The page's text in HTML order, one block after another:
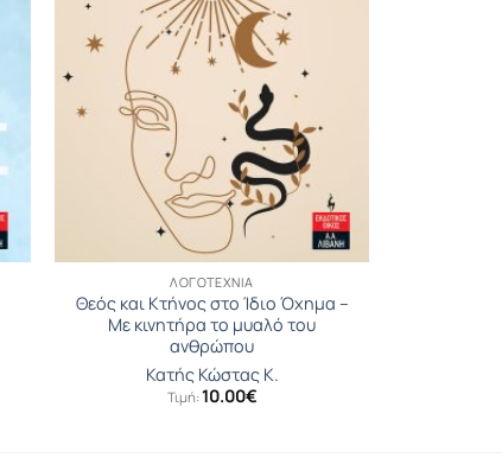
ΛΟΓΟΤΕΧΝΊΑ
Θεός και Κτήνος στο Ίδιο Όχηµα –
Με κινητήρα το μυαλό του
ανθρώπου
Κατής Κώστας Κ.
Τιμή:10.00€